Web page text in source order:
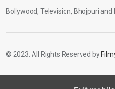
Bollywood, Television, Bhojpuri
© 2023. All Rights Reserved by